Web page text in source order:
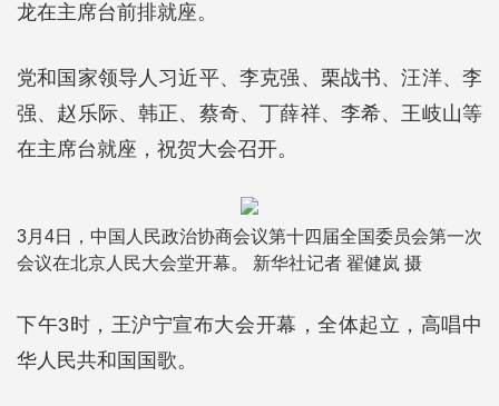
龙在主席台前排就座。
党和国家领导人习近平、李克强、栗战书、汪洋、李
强、赵乐际、韩正、蔡奇、丁薛祥、李希、王岐山等
在主席台就座，祝贺大会召开。
3月4日，中国人民政治协商会议第十四届全国委员会第一次
会议在北京人民大会堂开幕。 新华社记者 翟健岚 摄
下午3时，王沪宁宣布大会开幕，全体起立，高唱中
华人民共和国国歌。